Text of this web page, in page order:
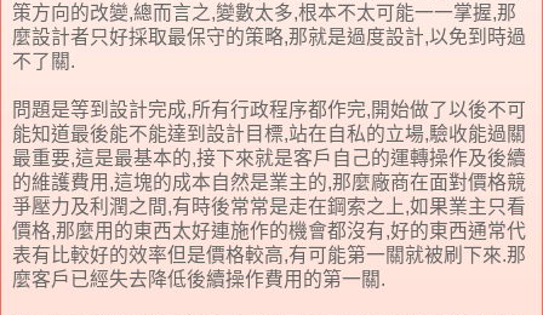
策方向的改變,總而言之,變數太多,根本不太可能一一掌握,那
麼設計者只好採取最保守的策略,那就是過度設計,以免到時過
不了關.
問題是等到設計完成,所有行政程序都作完,開始做了以後不可
能知道最後能不能達到設計目標,站在自私的立場,驗收能過關
最重要,這是最基本的,接下來就是客戶自己的運轉操作及後續
的維護費用,這塊的成本自然是業主的,那麼廠商在面對價格競
爭壓力及利潤之間,有時後常常是走在鋼索之上,如果業主只看
價格,那麼用的東西太好連施作的機會都沒有,好的東西通常代
表有比較好的效率但是價格較高,有可能第一關就被刷下來.那
麼客戶已經失去降低後續操作費用的第一關.